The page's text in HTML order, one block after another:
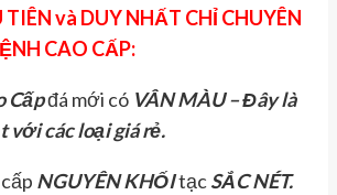
và DUY NHẤT CHỈ CHUYÊN
CAO CẤP:
Cấpđá mới có VÂN MÀU – Đây là
với các loại giá rẻ.
NGUYÊN KHỐItạcSẮC NÉT.